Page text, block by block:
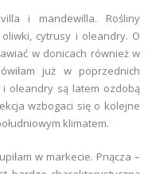
i mandewilla. Rośliny
cytrusy i oleandry. O
w donicach również w
już w poprzednich
oleandry są latem ozdobą
wzbogaci się o kolejne
klimatem.
w markecie. Pnącza –